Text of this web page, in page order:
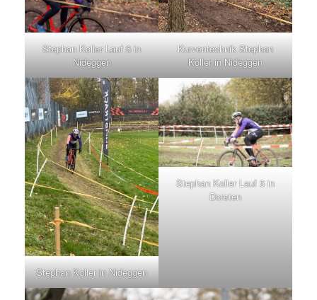
Stephan Koller Lauf 6 in
Nideggen
Kurventechnik Stephan
Koller in Nideggen
Stephan Koller in Nideggen
Stephan Koller Lauf 5 in
Dorsten